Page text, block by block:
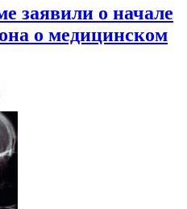
заявили о начале
о медицинском